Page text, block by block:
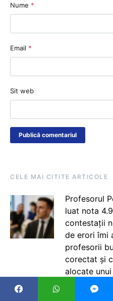
Nume *
Email *
Sit web
CELE MAI CITITE ARTICOLE
Profesorul
luat nota
contestații
de erori îmi
profesorii
corectat și
alocate
important